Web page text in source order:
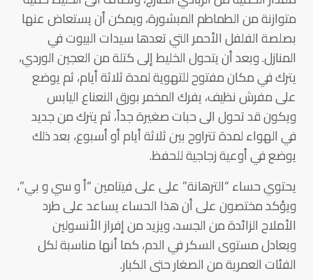
متوازنة من الطماطم المبشورة، ويمكن أن يستعاض عنها
بصلصة الفلفل الأحمر التي تعدها سيدات البيوت في
المنازل. وبعد أن يتحول الخليط إلى كتلة من العجين الوردي،
يترك في مكان مفتوح للتهوية لمدة ثلاثة أيام، ثم يوضع
على مفرش نظيف، يفرك المخمر بورق النعناع اليابس
ويكون قد تحول الى حبات صغيرة جداً، ثم يترك من جديد
في الهواء لمدة تتراوح بين ثلاثة أيام أو أسبوع، بعد ذلك
يوضع في أوعية زجاجية للحفظ.
يحتوي حساء “الترهانة” على على فيتامين “أ و سي و بي”،
ويؤكد مختصون على أن هذا الحساء يساعد على طرد
الأملاح الزائدة من الجسد، ويزيد من إفراز الأنسولين
ويعادل مستوى السكر في الدم، كما أنها مناسبة لكل
الفئات العمرية من الصغار حتى الكبار.